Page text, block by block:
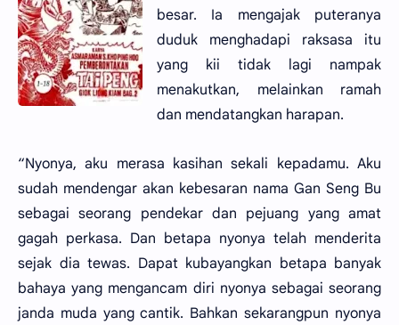
besar. Ia mengajak puteranya
duduk menghadapi raksasa itu
yang kii tidak lagi nampak
menakutkan, melainkan ramah
dan mendatangkan harapan.
“Nyonya, aku merasa kasihan sekali kepadamu. Aku
sudah mendengar akan kebesaran nama Gan Seng Bu
sebagai seorang pendekar dan pejuang yang amat
gagah perkasa. Dan betapa nyonya telah menderita
sejak dia tewas. Dapat kubayangkan betapa banyak
bahaya yang mengancam diri nyonya sebagai seorang
janda muda yang cantik. Bahkan sekarangpun nyonya